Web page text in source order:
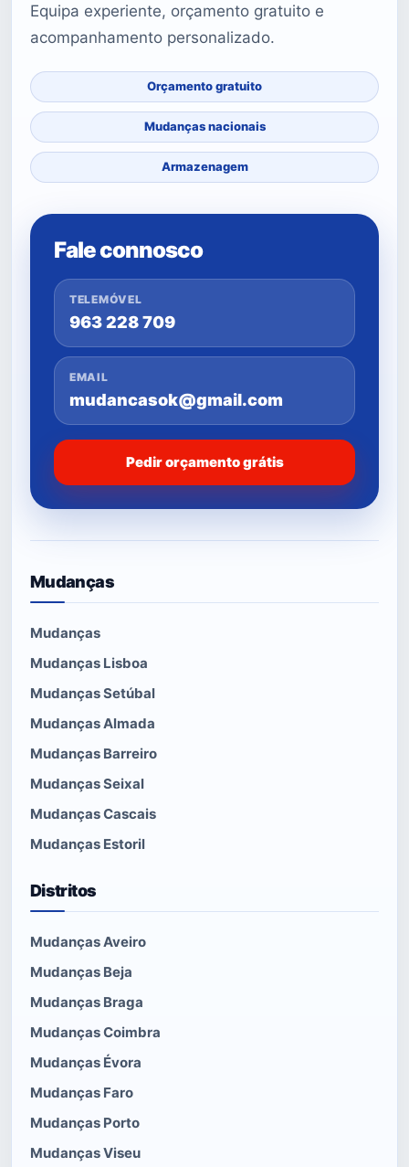
Equipa experiente, orçamento gratuito e
acompanhamento personalizado.
Orçamento gratuito
Mudanças nacionais
Armazenagem
Fale connosco
TELEMÓVEL
963 228 709
EMAIL
mudancasok@gmail.com
Pedir orçamento grátis
Mudanças
Mudanças
Mudanças Lisboa
Mudanças Setúbal
Mudanças Almada
Mudanças Barreiro
Mudanças Seixal
Mudanças Cascais
Mudanças Estoril
Distritos
Mudanças Aveiro
Mudanças Beja
Mudanças Braga
Mudanças Coimbra
Mudanças Évora
Mudanças Faro
Mudanças Porto
Mudanças Viseu